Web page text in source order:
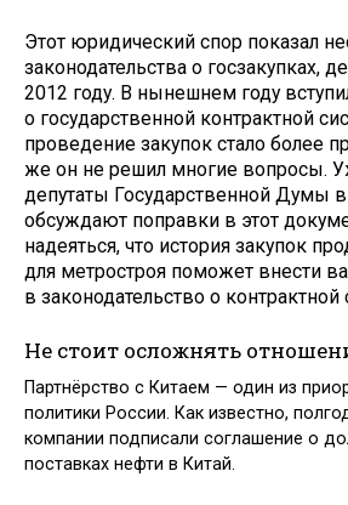
Этот юридический спор показал
законодательства о госзакупках,
2012 году. В нынешнем году
о государственной контрактной
проведение закупок стало более
же он не решил многие вопросы.
депутаты Государственной Думы
обсуждают поправки в этот
надеяться, что история закупок
для метростроя поможет внести
в законодательство о контрактной
Не стоит осложнять
Партнёрство с Китаем — один из
политики России. Как известно,
компании подписали соглашение о
поставках нефти в Китай.